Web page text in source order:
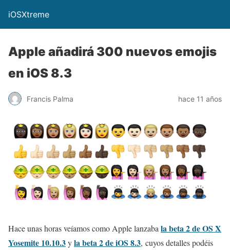
iOSXtreme
Apple añadirá 300 nuevos emojis
en iOS 8.3
Francis Palma hace 11 años
Hace unas horas veíamos como Apple lanzaba la beta 2 de OS X
Yosemite 10.10.3yla beta 2 de iOS 8.3, cuyos detalles podéis